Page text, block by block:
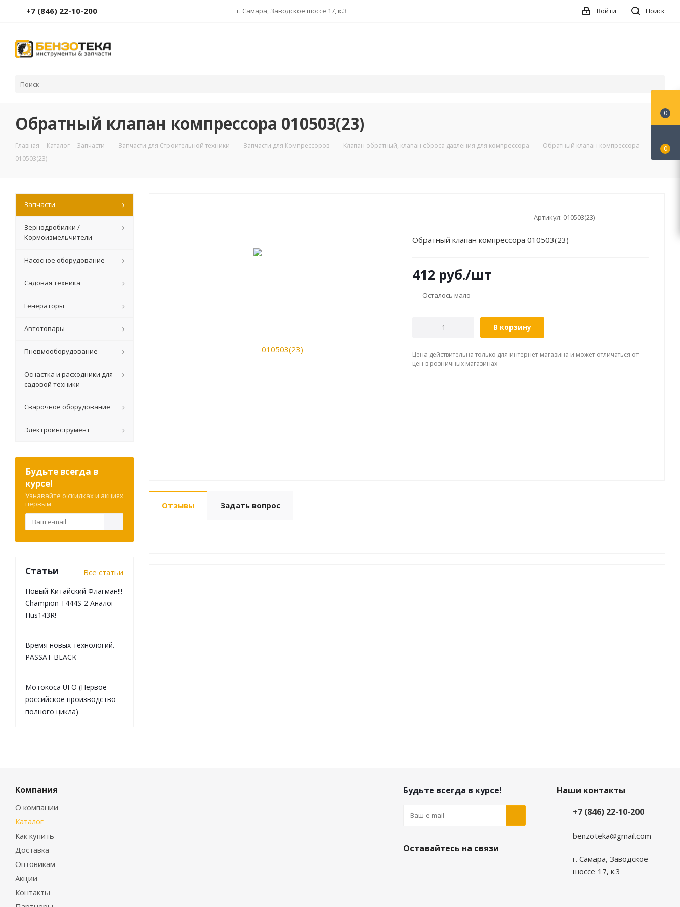
+7 (846) 22-10-200 г. Самара, Заводское шоссе 17, к.3 Поиск
Войти
Обратный клапан компрессора 010503(23)
Главная - Каталог - Запчасти - Запчасти для Строительной техники - Запчасти для Компрессоров - Клапан обратный, клапан сброса давления для компрессора - Обратный клапан компрессора
010503(23)
Артикул: 010503(23)
Обратный клапан компрессора 010503(23)
412 руб./шт
Осталось мало
В корзину
Цена действительна только для интернет-магазина и может отличаться от
цен в розничных магазинах
Отзывы Задать вопрос
Запчасти
Зернодробилки /
Кормоизмельчители
Насосное оборудование
Садовая техника
Генераторы
Автотовары
Пневмооборудование
Оснастка и расходники для
садовой техники
Сварочное оборудование
Электроинструмент
Будьте всегда в
курсе!
Узнавайте о скидках и акциях
первым
Статьи Все статьи
Новый Китайский Флагман!!!
Champion T444S-2 Аналог
Hus143R!
Время новых технологий.
PASSAT BLACK
Мотокоса UFO (Первое
российское производство
полного цикла)
Компания
О компании
Каталог
Как купить
Доставка
Оптовикам
Акции
Контакты
Будьте всегда в курсе!
Оставайтесь на связи
Наши контакты
+7 (846) 22-10-200
benzoteka@gmail.com
г. Самара, Заводское
шоссе 17, к.3
0
0